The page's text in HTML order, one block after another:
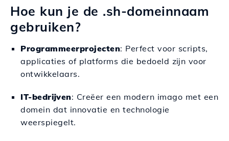
Hoe kun je de .sh-domeinnaam
gebruiken?
Programmeerprojecten: Perfect voor scripts,
applicaties of platforms die bedoeld zijn voor
ontwikkelaars.
IT-bedrijven: Creëer een modern imago met een
domein dat innovatie en technologie
weerspiegelt.